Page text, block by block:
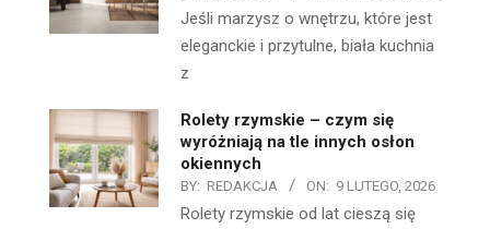
Jeśli marzysz o wnętrzu, które jest
eleganckie i przytulne, biała kuchnia
z
Rolety rzymskie – czym się
wyróżniają na tle innych osłon
okiennych
BY: REDAKCJA ON: 9 LUTEGO, 2026
Rolety rzymskie od lat cieszą się